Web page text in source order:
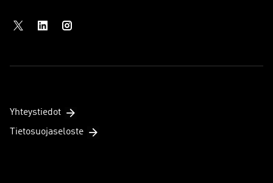
Yhteystiedot
Tietosuojaseloste